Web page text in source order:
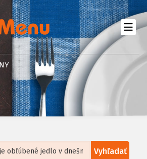
Vyhľadať